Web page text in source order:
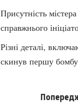
Присутність
справжнього
Різні деталі,
скинув першу